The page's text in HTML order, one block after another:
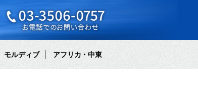
モルディブ アフリカ・中東